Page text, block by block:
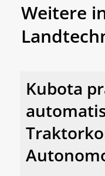
Weitere
Kubota